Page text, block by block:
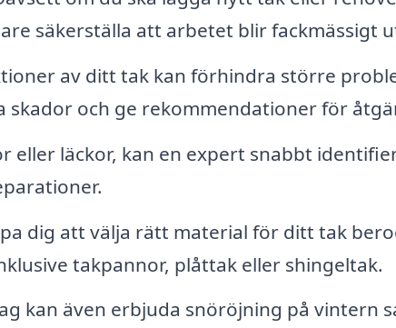
säkerställa att arbetet blir fackmässigt
av ditt tak kan förhindra större
skador och ge rekommendationer för
eller läckor, kan en expert snabbt
dig att välja rätt material för ditt tak
takpannor, plåttak eller shingeltak.
kan även erbjuda snöröjning på vintern